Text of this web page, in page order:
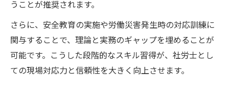
うことが推奨されます。
さらに、安全教育の実施や労働災害発生時の対応訓練に
関与することで、理論と実務のギャップを埋めることが
可能です。こうした段階的なスキル習得が、社労士とし
ての現場対応力と信頼性を大きく向上させます。